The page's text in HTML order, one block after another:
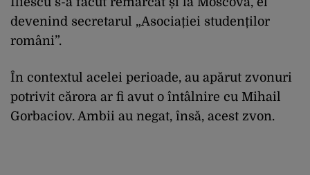
devenind secretarul „Asociației studenților
români”.
În contextul acelei perioade, au apărut zvonuri
potrivit cărora ar fi avut o întâlnire cu Mihail
Gorbaciov. Ambii au negat, însă, acest zvon.